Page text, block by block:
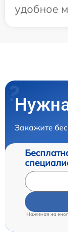
удобное
Закажите
Нажимая на